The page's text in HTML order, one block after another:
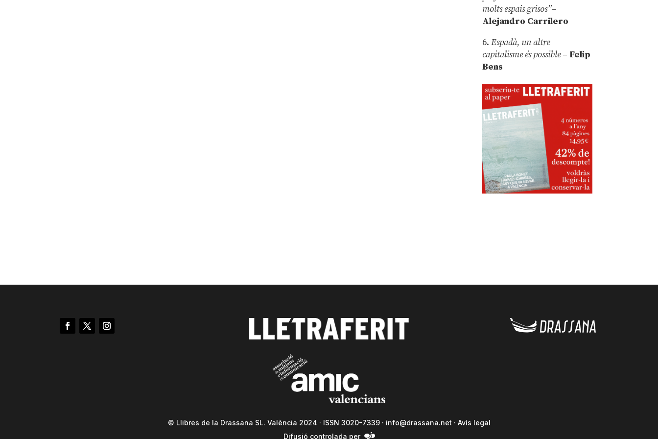
molts espais grisos”–
Alejandro Carrilero
6.Espadà, un altre
capitalisme és possible – Felip
Bens
© Llibres de la Drassana SL. València 2024 · ISSN 3020-7339 · info@drassana.net · Avís legal
Difusió controlada per